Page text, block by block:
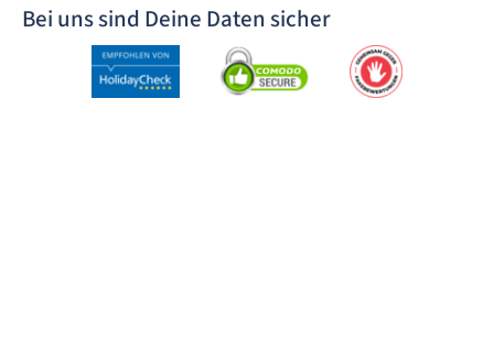
Bei uns sind Deine Daten sicher